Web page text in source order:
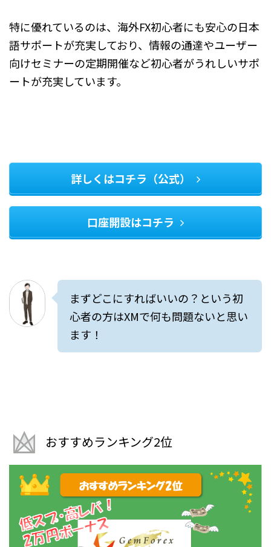
特に優れているのは、海外FX初心者にも安心の日本
語サポートが充実しており、情報の通達やユーザー
向けセミナーの定期開催など初心者がうれしいサポ
ートが充実しています。
詳しくはコチラ（公式）
口座開設はコチラ
まずどこにすればいいの？という初
心者の方はXMで何も問題ないと思い
ます！
おすすめランキング2位